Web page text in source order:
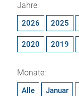
Jahre:
2026 2025
2020 2019
Monate:
Alle Januar